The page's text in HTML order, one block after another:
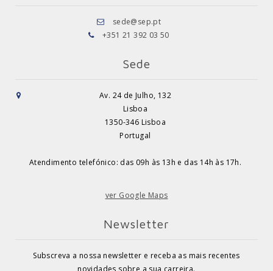
sede@sep.pt
+351 21 392 03 50
Sede
Av. 24 de Julho, 132
Lisboa
1350-346 Lisboa
Portugal
Atendimento telefónico: das 09h às 13h e das 14h às 17h.
ver Google Maps
Newsletter
Subscreva a nossa newsletter e receba as mais recentes
novidades sobre a sua carreira.